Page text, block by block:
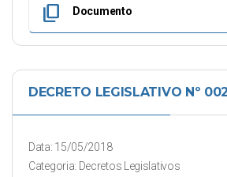
content_copy Documento
DECRETO LEGISLATIVO Nº
Data: 15/05/2018
Categoria: Decretos Legislativos